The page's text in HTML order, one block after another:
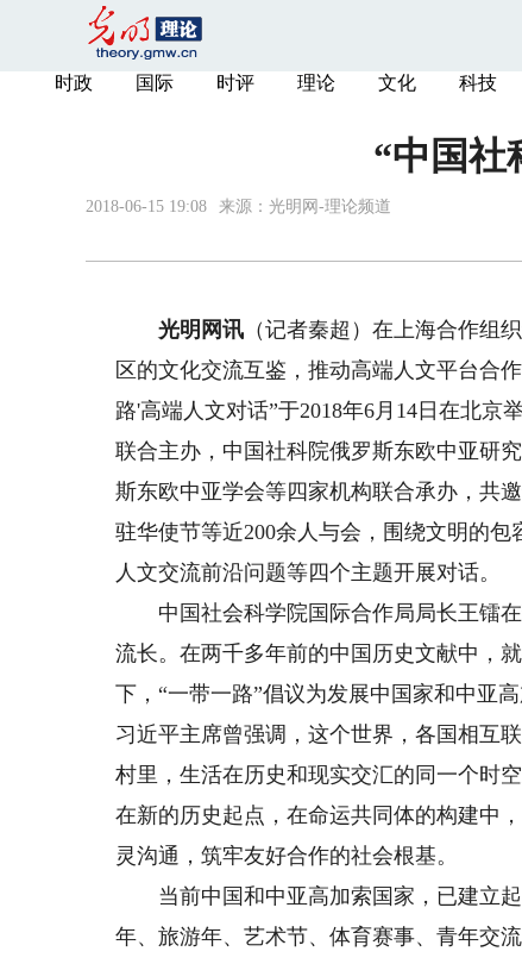
时政 国际 时评 理论 文化 科技
“中国社
2018-06-15 19:08 来源： 光明网-理论频道
光明网讯 （记者秦超）在上海合作组
区的文化交流互鉴，推动高端人文平台合
路'高端人文对话”于2018年6月14日在北
联合主办，中国社科院俄罗斯东欧中亚研
斯东欧中亚学会等四家机构联合承办，共
驻华使节等近200余人与会，围绕文明的包
人文交流前沿问题等四个主题开展对话。
中国社会科学院国际合作局局长王镭在
流长。在两千多年前的中国历史文献中，
下，“一带一路”倡议为发展中国家和中亚
习近平主席曾强调，这个世界，各国相互
村里，生活在历史和现实交汇的同一个时
在新的历史起点，在命运共同体的构建中
灵沟通，筑牢友好合作的社会根基。
当前中国和中亚高加索国家，已建立起
年、旅游年、艺术节、体育赛事、青年交